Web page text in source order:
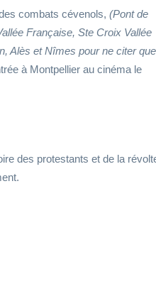
combats cévenols, (Pont de
Française, Ste Croix Vallée
Alès et Nîmes pour ne citer
à Montpellier au cinéma le
des protestants et de la